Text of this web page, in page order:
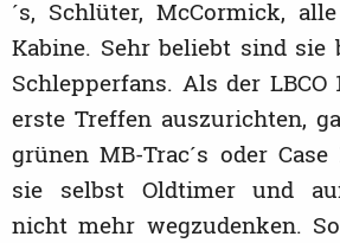
´s, Schlüter, McCormick,
Kabine. Sehr beliebt sind sie
Schlepperfans. Als der LBCO
erste Treffen auszurichten,
grünen MB-Trac´s oder
sie selbst Oldtimer und
nicht mehr wegzudenken.